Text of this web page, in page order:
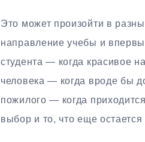
Это может произойти в
направление учебы и
студента — когда красивое
человека — когда вроде бы
пожилого — когда
выбор и то, что еще